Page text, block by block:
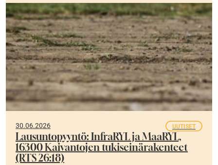
30.06.2026 UUTISET
Lausuntopyyntö: InfraRYL ja MaaRYL,
16300 Kaivantojen tukiseinärakenteet
(RTS 26:18)